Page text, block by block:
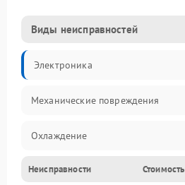
Виды неисправностей
Электроника
Механические повреждения
Охлаждение
Механика
Неисправности Стоимость